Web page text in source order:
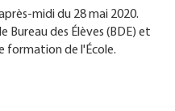
midi du 28 mai 2020.
Bureau des Élèves (BDE) et
formation de l'École.